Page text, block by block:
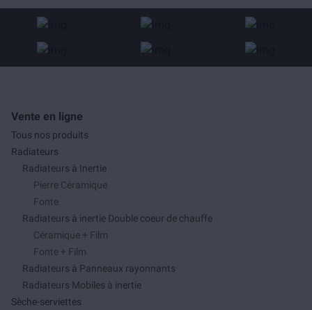
Vente en ligne
Tous nos produits
Radiateurs
Radiateurs à Inertie
Pierre Céramique
Fonte
Radiateurs à inertie Double coeur de chauffe
Céramique + Film
Fonte + Film
Radiateurs à Panneaux rayonnants
Radiateurs Mobiles à inertie
Sèche-serviettes